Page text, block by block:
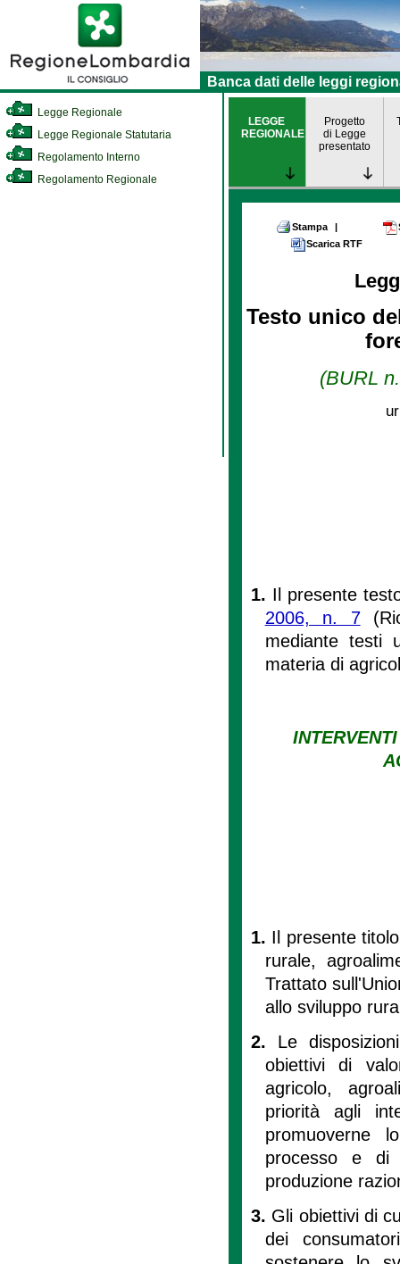
Banca dati delle leggi
Legge Regionale
Legge Regionale Statutaria
Regolamento Interno
Regolamento Regionale
LEGGE
REGIONALE
Progetto
di Legge
presentato
Stampa |
Scarica RTF
Testo unico
(BURL
1. Il presente
2006, n. 7
mediante testi
materia di
1. Il presente
rurale,
Trattato
allo sviluppo
2. Le
obiettivi di
agricolo,
priorità agli
promuoverne
processo e di
produzione
3. Gli obiettivi di
dei